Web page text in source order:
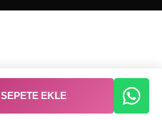
SEPETE EKLE